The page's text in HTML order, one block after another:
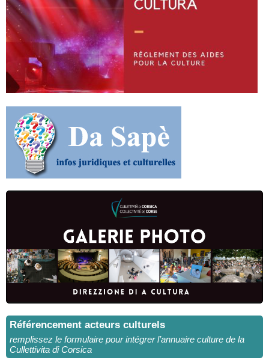
Référencement acteurs culturels
remplissez le formulaire pour intégrer l’annuaire culture de la
Cullettivita di Corsica